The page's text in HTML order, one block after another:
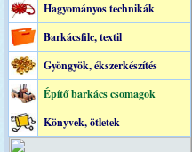
Hagyományos technikák
Barkácsfilc, textil
Gyöngyök, ékszerkészítés
Építő barkács csomagok
Könyvek, ötletek